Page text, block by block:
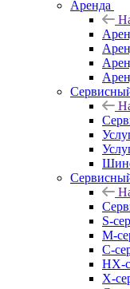
Аренда
S-
M-
С-
HX-
X-